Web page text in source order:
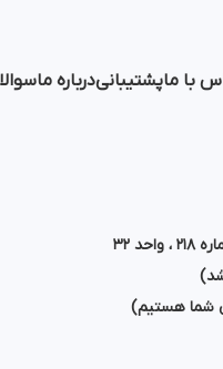
با ماپشتیبانیدرباره ما
۳۲